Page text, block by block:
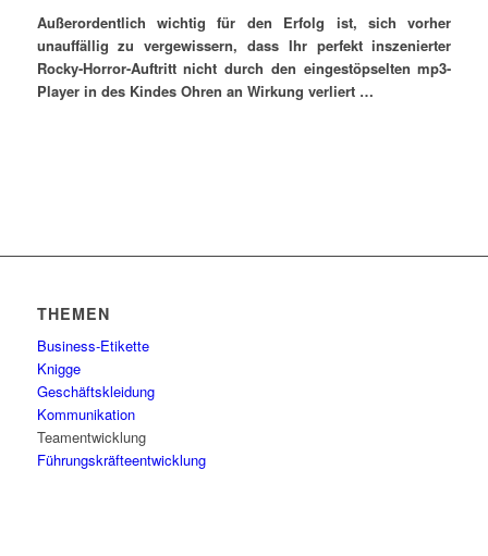
Außerordentlich wichtig für den Erfolg ist, sich vorher
unauffällig zu vergewissern, dass Ihr perfekt inszenierter
Rocky-Horror-Auftritt nicht durch den eingestöpselten mp3-
Player in des Kindes Ohren an Wirkung verliert …
THEMEN
Business-Etikette
Knigge
Geschäftskleidung
Kommunikation
Teamentwicklung
Führungskräfteentwicklung